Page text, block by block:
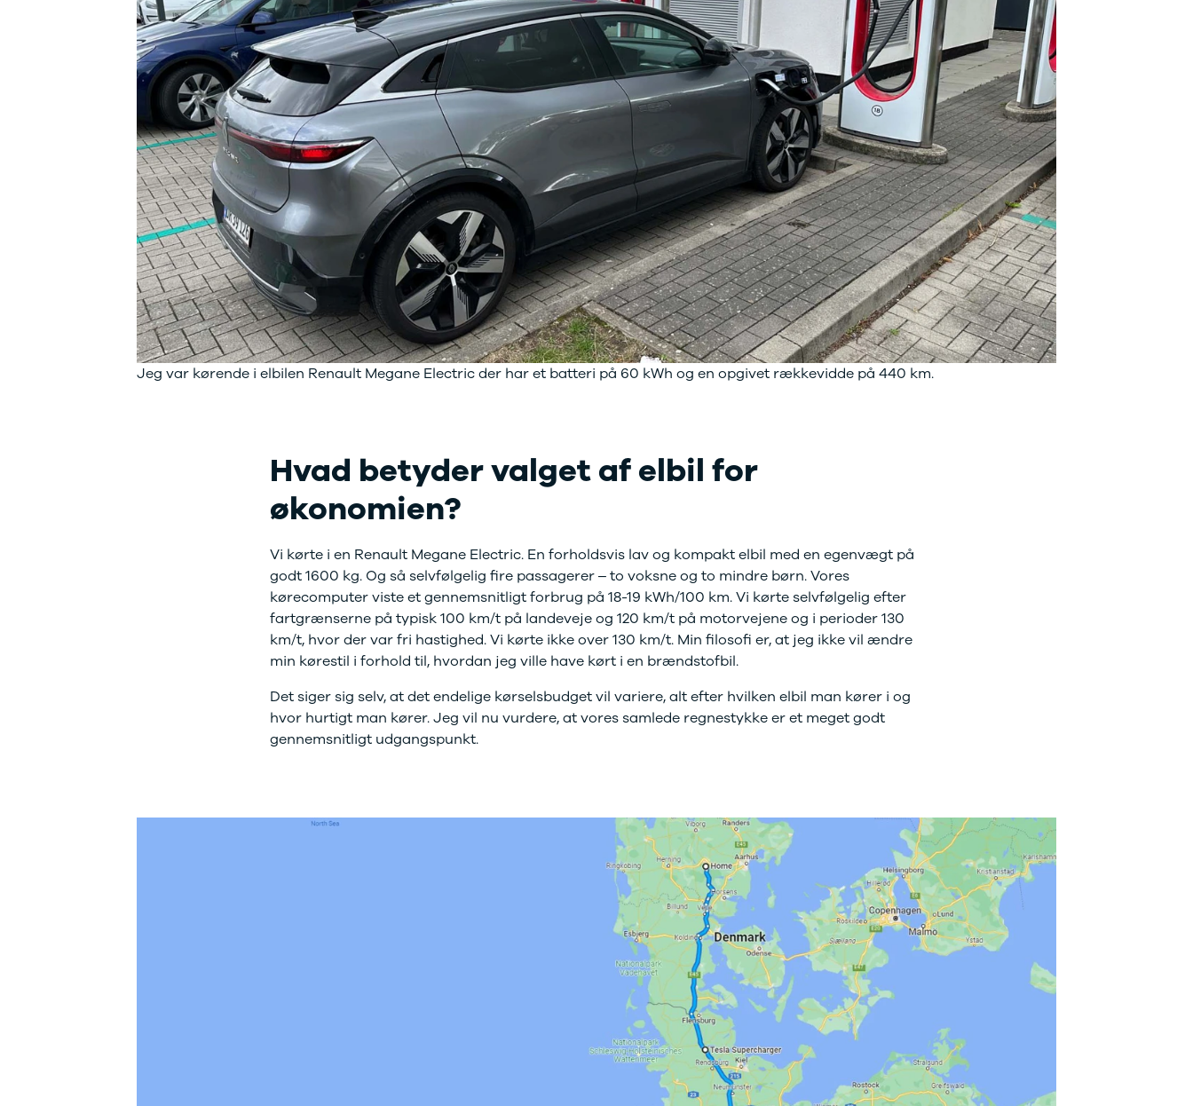
Stepway
Duster
Dokker
Lodgy og
Lodgy
Stepway
Lodgy
Stepway
Jogger
Logan og
Logan
Stepway
Logan
Stepway
DS
Se alle DS
3
3 Crossback
5
7 Crossback
Jeg var kørende i elbilen Renault Megane Electric der har et batteri på 60 kWh og en opgivet rækkevidde på 440 km.
Hvad betyder valget af elbil for
økonomien?
Vi kørte i en Renault Megane Electric. En forholdsvis lav og kompakt elbil med en egenvægt på
godt 1600 kg. Og så selvfølgelig fire passagerer – to voksne og to mindre børn. Vores
kørecomputer viste et gennemsnitligt forbrug på 18-19 kWh/100 km. Vi kørte selvfølgelig efter
fartgrænserne på typisk 100 km/t på landeveje og 120 km/t på motorvejene og i perioder 130
km/t, hvor der var fri hastighed. Vi kørte ikke over 130 km/t. Min filosofi er, at jeg ikke vil ændre
min kørestil i forhold til, hvordan jeg ville have kørt i en brændstofbil.
Det siger sig selv, at det endelige kørselsbudget vil variere, alt efter hvilken elbil man kører i og
hvor hurtigt man kører. Jeg vil nu vurdere, at vores samlede regnestykke er et meget godt
gennemsnitligt udgangspunkt.